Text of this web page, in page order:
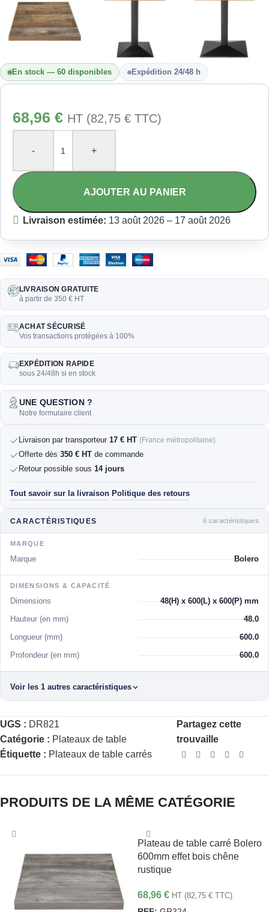
En stock — 60 disponibles Expédition 24/48 h
68,96 € HT (82,75 € TTC)
- +
AJOUTER AU PANIER
Livraison estimée: 13 août 2026 – 17 août 2026
LIVRAISON GRATUITE
à partir de 350 € HT
ACHAT SÉCURISÉ
Vos transactions protégées à 100%
EXPÉDITION RAPIDE
sous 24/48h si en stock
UNE QUESTION ?
Notre formulaire client
Livraison par transporteur 17 € HT (France métropolitaine)
Offerte dès 350 € HT de commande
Retour possible sous 14 jours
Tout savoir sur la livraison· Politique des retours
CARACTÉRISTIQUES 6 caractéristiques
MARQUE
Marque Bolero
DIMENSIONS & CAPACITÉ
Dimensions 48(H) x 600(L) x 600(P) mm
Hauteur (en mm) 48.0
Longueur (mm) 600.0
Profondeur (en mm) 600.0
Voir les 1 autres caractéristiques
UGS : DR821
Catégorie : Plateaux de table
Étiquette : Plateaux de table carrés
Partagez cette
trouvaille
PRODUITS DE LA MÊME CATÉGORIE
Plateau de table carré Bolero
600mm effet bois chêne
rustique
68,96 € HT (82,75 € TTC)